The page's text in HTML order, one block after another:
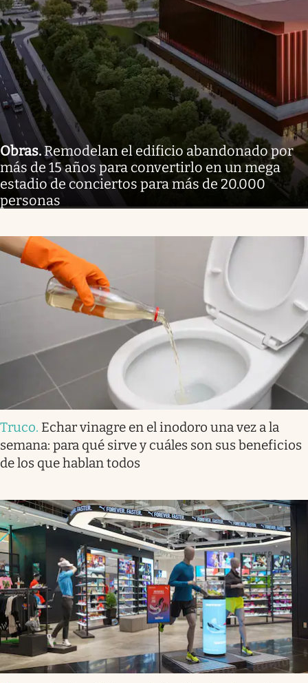
Obras.Remodelan el edificio abandonado por
más de 15 años para convertirlo en un mega
estadio de conciertos para más de 20.000
personas
Truco. Echar vinagre en el inodoro una vez a la
semana: para qué sirve y cuáles son sus beneficios
de los que hablan todos